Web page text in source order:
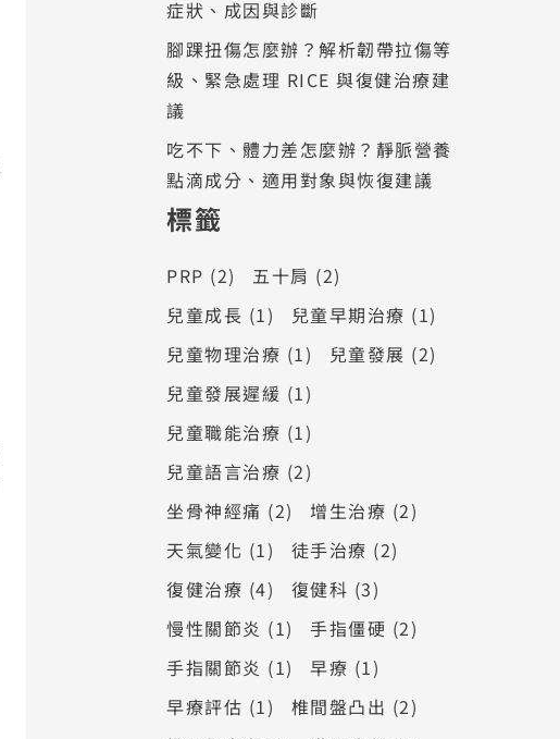
症狀、成因與診斷
腳踝扭傷怎麼辦？解析韌帶拉傷等
級、緊急處理 RICE 與復健治療建
議
吃不下、體力差怎麼辦？靜脈營養
點滴成分、適用對象與恢復建議
標籤
PRP (2) 五十肩 (2)
兒童成長 (1) 兒童早期治療 (1)
兒童物理治療 (1) 兒童發展 (2)
兒童發展遲緩 (1)
兒童職能治療 (1)
兒童語言治療 (2)
坐骨神經痛 (2) 增生治療 (2)
天氣變化 (1) 徒手治療 (2)
復健治療 (4) 復健科 (3)
慢性關節炎 (1) 手指僵硬 (2)
手指關節炎 (1) 早療 (1)
早療評估 (1) 椎間盤凸出 (2)